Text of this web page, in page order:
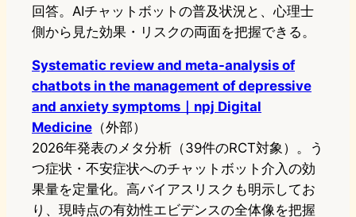
回答。AIチャットボットの普及状況と、心理士
側から見た効果・リスクの両面を把握できる。
Systematic review and meta-analysis of
chatbots in the management of depressive
and anxiety symptoms｜npj Digital
Medicine （外部）
2026年発表のメタ分析（39件のRCT対象）。う
つ症状・不安症状へのチャットボット介入の効
果量を定量化。高バイアスリスクも明示してお
り、現時点の有効性エビデンスの全体像を把握